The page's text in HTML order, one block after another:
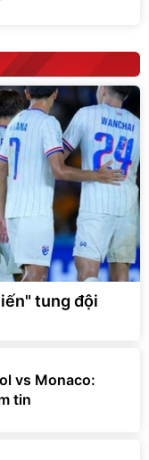
tung đội
vs Monaco:
tin